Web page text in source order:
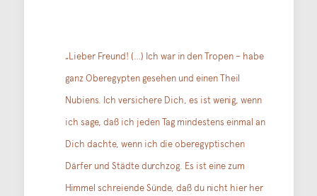
„Lieber Freund! (…) Ich war in den Tropen – habe
ganz Oberegypten gesehen und einen Theil
Nubiens. Ich versichere Dich, es ist wenig, wenn
ich sage, daß ich jeden Tag mindestens einmal an
Dich dachte, wenn ich die oberegyptischen
Därfer und Städte durchzog. Es ist eine zum
Himmel schreiende Sünde, daß du nicht hier her